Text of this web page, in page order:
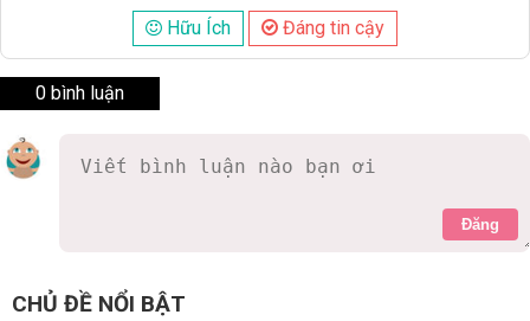
Hữu Ích
Đáng tin cậy
0 bình luận
Đăng
CHỦ ĐỀ NỔI BẬT